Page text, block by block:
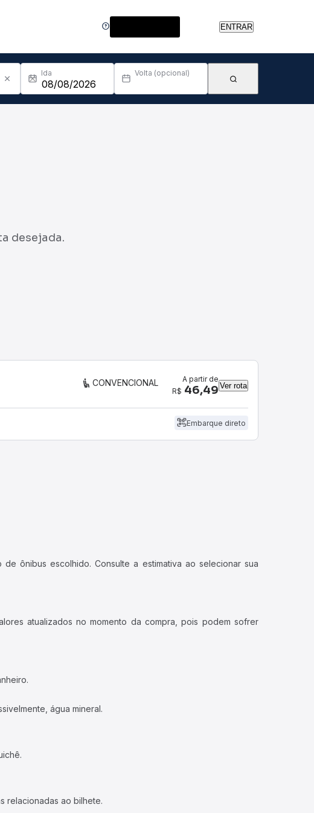
ENTRAR
Ida Volta (opcional)
desejada.
CONVENCIONAL
A partir de
R$ 46,49 Ver rota
Embarque direto
ônibus escolhido. Consulte a estimativa ao selecionar sua
atualizados no momento da compra, pois podem sofrer
água mineral.
relacionadas ao bilhete.